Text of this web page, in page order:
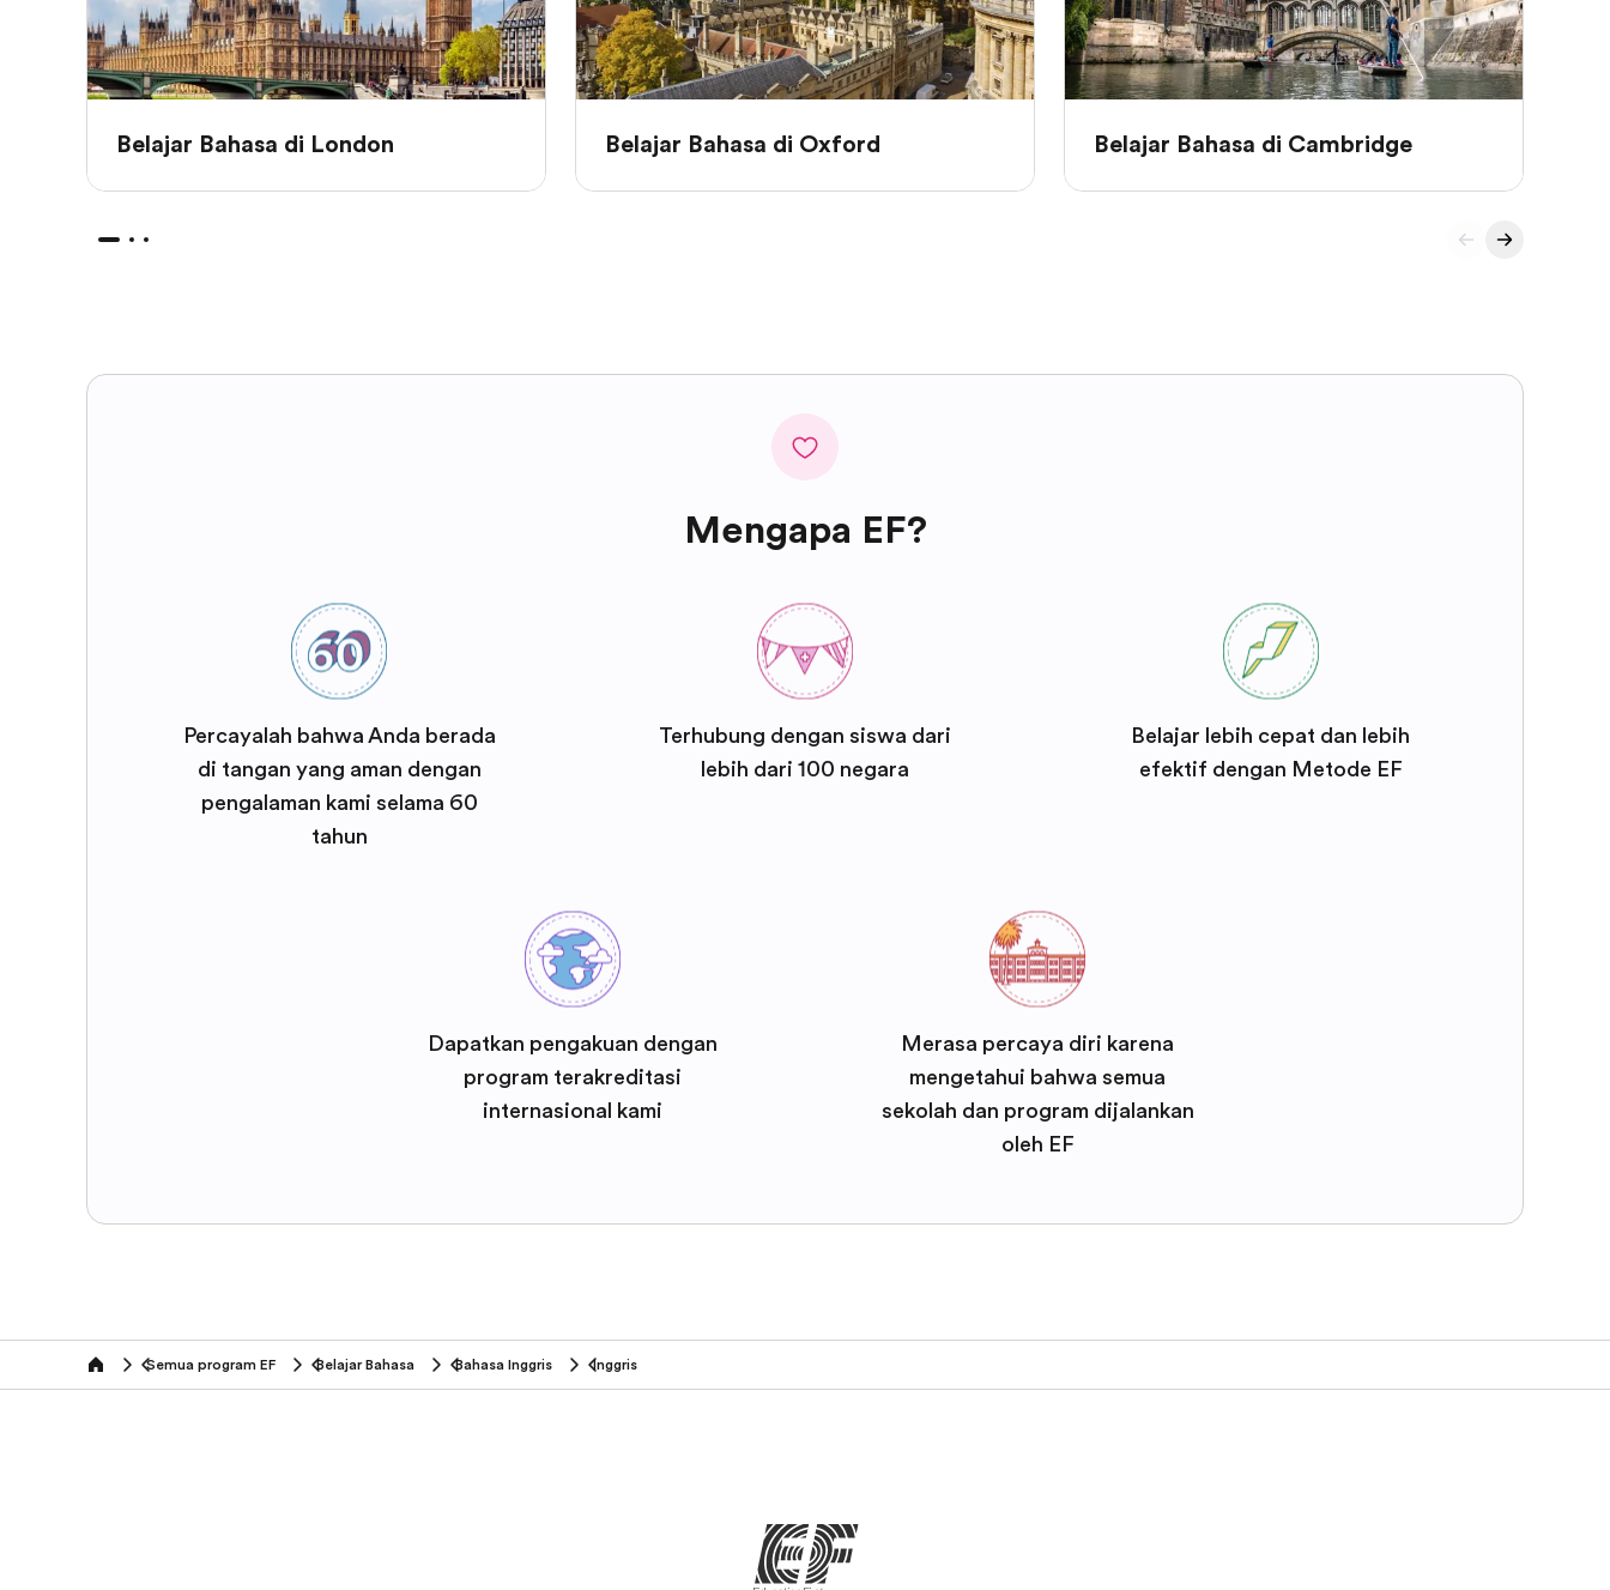
Belajar Bahasa di London Belajar Bahasa di Oxford Belajar Bahasa di Cambridge
Mengapa EF?
Percayalah bahwa Anda berada
di tangan yang aman dengan
pengalaman kami selama 60
tahun
Terhubung dengan siswa dari
lebih dari 100 negara
Belajar lebih cepat dan lebih
efektif dengan Metode EF
Dapatkan pengakuan dengan
program terakreditasi
internasional kami
Merasa percaya diri karena
mengetahui bahwa semua
sekolah dan program dijalankan
oleh EF
home Semua program EF Belajar Bahasa Bahasa Inggris Inggris